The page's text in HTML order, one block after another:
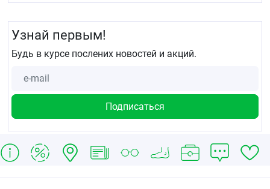
Узнай первым!
Будь в курсе послених новостей и акций.